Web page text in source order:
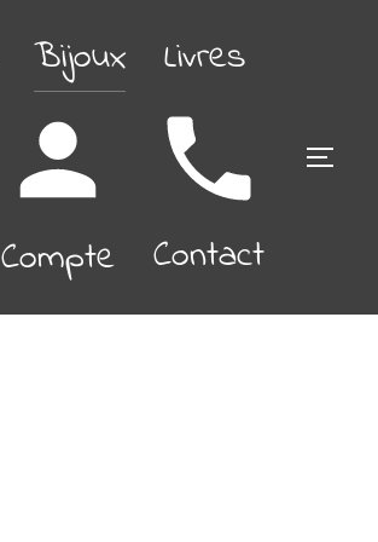
Bijoux
Livres
Compte Contact